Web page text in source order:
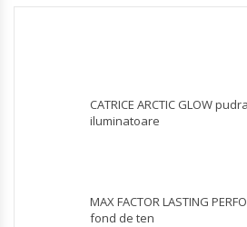
CATRICE ARCTIC GLOW pudra
iluminatoare
MAX FACTOR LASTING
fond de ten